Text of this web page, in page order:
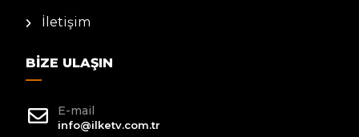
İletişim
BIZE ULAŞIN
E-mail
info@ilketv.com.tr